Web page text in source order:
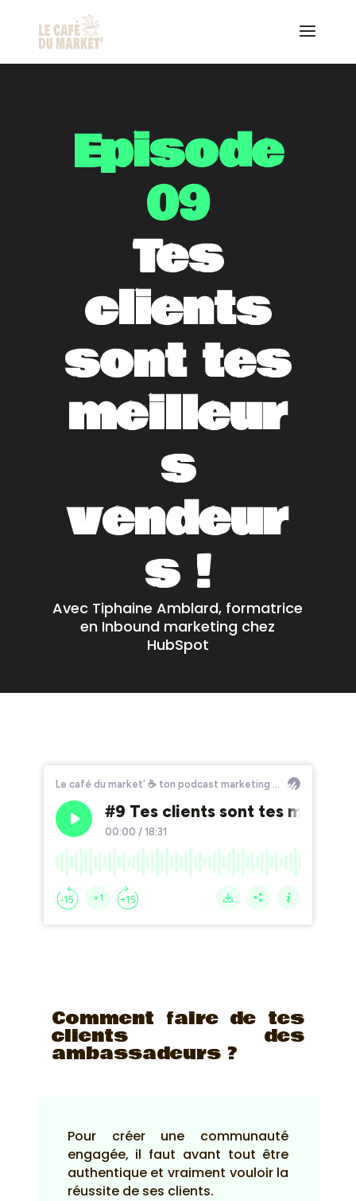
Episode
09
Tes
clients
sont tes
meilleur
s
vendeur
s !
Avec Tiphaine Amblard, formatrice
en Inbound marketing chez
HubSpot
Comment faire de tes
clients des
ambassadeurs ?
Pour créer une communauté
engagée, il faut avant tout être
authentique et vraiment vouloir la
réussite de ses clients.